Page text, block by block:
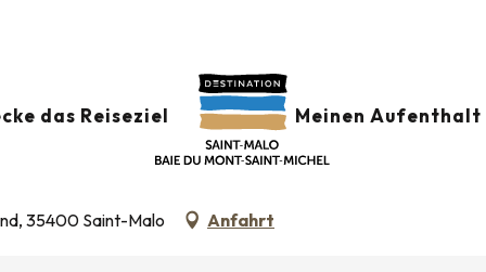
das Reiseziel Meinen
35400 Saint-Malo Anfahrt